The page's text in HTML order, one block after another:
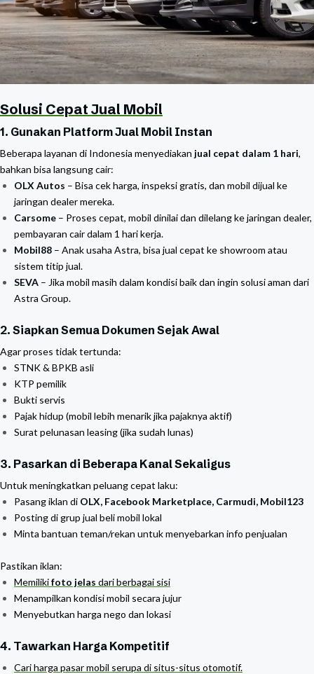
Solusi Cepat Jual Mobil
1. Gunakan Platform Jual Mobil Instan
Beberapa layanan di Indonesia menyediakan jual cepat dalam 1 hari,
bahkan bisa langsung cair:
OLX Autos – Bisa cek harga, inspeksi gratis, dan mobil dijual ke
jaringan dealer mereka.
Carsome – Proses cepat, mobil dinilai dan dilelang ke jaringan dealer,
pembayaran cair dalam 1 hari kerja.
Mobil88 – Anak usaha Astra, bisa jual cepat ke showroom atau
sistem titip jual.
SEVA – Jika mobil masih dalam kondisi baik dan ingin solusi aman dari
Astra Group.
2. Siapkan Semua Dokumen Sejak Awal
Agar proses tidak tertunda:
STNK & BPKB asli
KTP pemilik
Bukti servis
Pajak hidup (mobil lebih menarik jika pajaknya aktif)
Surat pelunasan leasing (jika sudah lunas)
3. Pasarkan di Beberapa Kanal Sekaligus
Untuk meningkatkan peluang cepat laku:
Pasang iklan di OLX, Facebook Marketplace, Carmudi, Mobil123
Posting di grup jual beli mobil lokal
Minta bantuan teman/rekan untuk menyebarkan info penjualan
Pastikan iklan:
Memilikifoto jelas dari berbagai sisi
Menampilkan kondisi mobil secara jujur
Menyebutkan harga nego dan lokasi
4. Tawarkan Harga Kompetitif
Cari harga pasar mobil serupa di situs-situs otomotif.